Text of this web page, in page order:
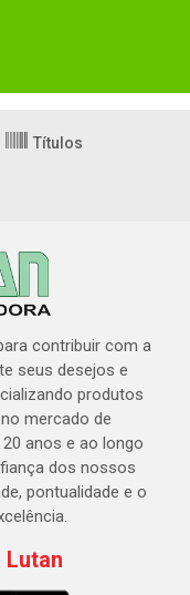
Títulos
contribuir com a
seus desejos e
produtos
mercado de
anos e ao longo
dos nossos
pontualidade e o
Lutan